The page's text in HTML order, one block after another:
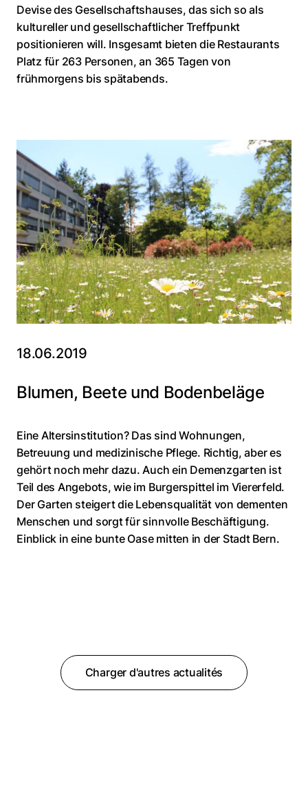
Devise des Gesellschaftshauses, das sich so als
kultureller und gesellschaftlicher Treffpunkt
positionieren will. Insgesamt bieten die Restaurants
Platz für 263 Personen, an 365 Tagen von
frühmorgens bis spätabends.
18.06.2019
Blumen, Beete und Bodenbeläge
Eine Altersinstitution? Das sind Wohnungen,
Betreuung und medizinische Pflege. Richtig, aber es
gehört noch mehr dazu. Auch ein Demenzgarten ist
Teil des Angebots, wie im Burgerspittel im Viererfeld.
Der Garten steigert die Lebensqualität von dementen
Menschen und sorgt für sinnvolle Beschäftigung.
Einblick in eine bunte Oase mitten in der Stadt Bern.
Charger d'autres actualités